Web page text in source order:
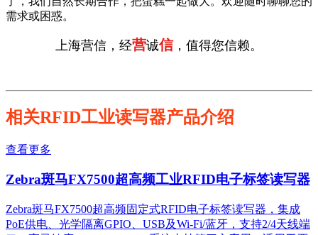
需求或困惑。
上海营信，经营诚信，值得您信赖。
相关RFID工业读写器产品介绍
查看更多
Zebra斑马FX7500超高频工业RFID电子标签读写器
Zebra斑马FX7500超高频固定式RFID电子标签读写器，集成
PoE供电、光学隔离GPIO、USB及Wi-Fi/蓝牙，支持2/4天线端